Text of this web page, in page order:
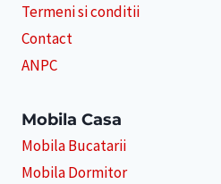
Termeni si conditii
Contact
ANPC
Mobila Casa
Mobila Bucatarii
Mobila Dormitor